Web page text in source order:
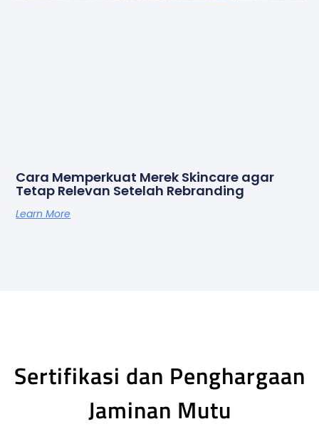
Cara Memperkuat Merek Skincare agar
Tetap Relevan Setelah Rebranding
Learn More
Sertifikasi dan Penghargaan
Jaminan Mutu